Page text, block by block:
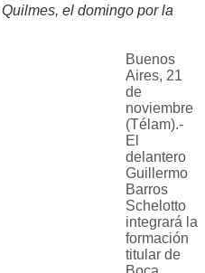
el domingo por la
Buenos
Aires, 21
de
noviembre
(Télam).-
El
delantero
Guillermo
Barros
Schelotto
integrará la
formación
titular de